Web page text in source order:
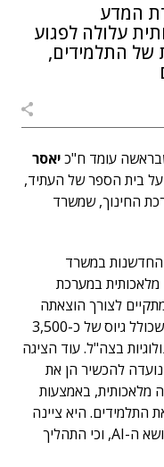
המדע
עלולה לפגוע
של התלמידים,
עומד ח"כיאסר
על בית הספר של העתיד,
החינוך, שמשרד
החדשנות במשרד
מלאכותית במערכת
לצורך הוצאתה
לפועל עם המגזרים העסקי והביטחוני, שכולל גיוס של כ-3,500
בצה"ל. עוד הציגה
להכשיר הן את
מלאכותית, באמצעות
התלמידים. היא ציינה
כי 50 אלף מורים כבר עברו הכשרות בנושא ה-AI, וכי התהליך